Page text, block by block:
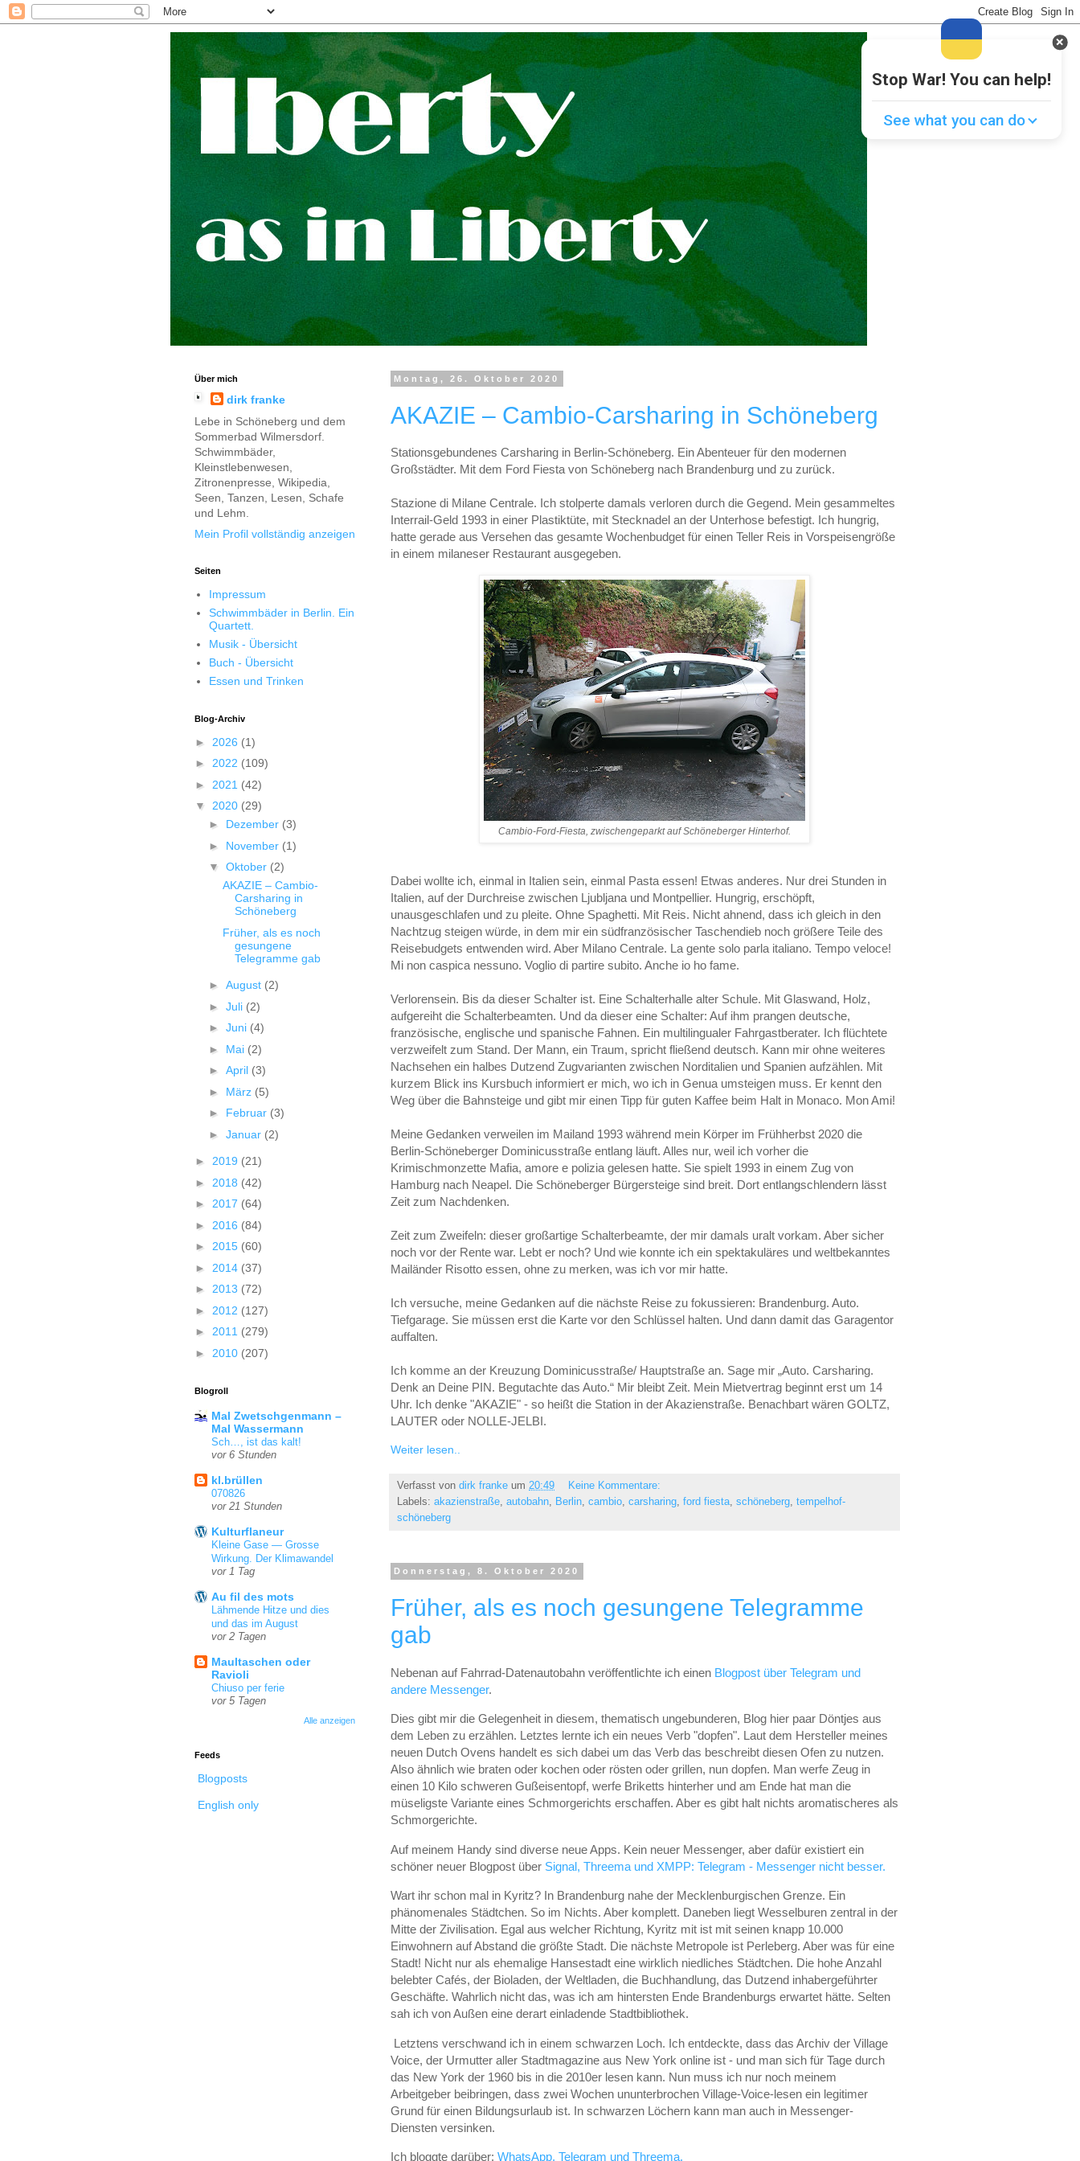
Montag, 26. Oktober 2020
AKAZIE – Cambio-Carsharing in Schöneberg
Stationsgebundenes Carsharing in Berlin-Schöneberg. Ein Abenteuer für den modernen
Großstädter. Mit dem Ford Fiesta von Schöneberg nach Brandenburg und zu zurück.
Stazione di Milane Centrale. Ich stolperte damals verloren durch die Gegend. Mein gesammeltes
Interrail-Geld 1993 in einer Plastiktüte, mit Stecknadel an der Unterhose befestigt. Ich hungrig,
hatte gerade aus Versehen das gesamte Wochenbudget für einen Teller Reis in Vorspeisengröße
in einem milaneser Restaurant ausgegeben.
Cambio-Ford-Fiesta, zwischengeparkt auf Schöneberger Hinterhof.
Dabei wollte ich, einmal in Italien sein, einmal Pasta essen! Etwas anderes. Nur drei Stunden in
Italien, auf der Durchreise zwischen Ljubljana und Montpellier. Hungrig, erschöpft,
unausgeschlafen und zu pleite. Ohne Spaghetti. Mit Reis. Nicht ahnend, dass ich gleich in den
Nachtzug steigen würde, in dem mir ein südfranzösischer Taschendieb noch größere Teile des
Reisebudgets entwenden wird. Aber Milano Centrale. La gente solo parla italiano. Tempo veloce!
Mi non caspica nessuno. Voglio di partire subito. Anche io ho fame.
Verlorensein. Bis da dieser Schalter ist. Eine Schalterhalle alter Schule. Mit Glaswand, Holz,
aufgereiht die Schalterbeamten. Und da dieser eine Schalter: Auf ihm prangen deutsche,
französische, englische und spanische Fahnen. Ein multilingualer Fahrgastberater. Ich flüchtete
verzweifelt zum Stand. Der Mann, ein Traum, spricht fließend deutsch. Kann mir ohne weiteres
Nachsehen ein halbes Dutzend Zugvarianten zwischen Norditalien und Spanien aufzählen. Mit
kurzem Blick ins Kursbuch informiert er mich, wo ich in Genua umsteigen muss. Er kennt den
Weg über die Bahnsteige und gibt mir einen Tipp für guten Kaffee beim Halt in Monaco. Mon Ami!
Meine Gedanken verweilen im Mailand 1993 während mein Körper im Frühherbst 2020 die
Berlin-Schöneberger Dominicusstraße entlang läuft. Alles nur, weil ich vorher die
Krimischmonzette Mafia, amore e polizia gelesen hatte. Sie spielt 1993 in einem Zug von
Hamburg nach Neapel. Die Schöneberger Bürgersteige sind breit. Dort entlangschlendern lässt
Zeit zum Nachdenken.
Zeit zum Zweifeln: dieser großartige Schalterbeamte, der mir damals uralt vorkam. Aber sicher
noch vor der Rente war. Lebt er noch? Und wie konnte ich ein spektakuläres und weltbekanntes
Mailänder Risotto essen, ohne zu merken, was ich vor mir hatte.
Ich versuche, meine Gedanken auf die nächste Reise zu fokussieren: Brandenburg. Auto.
Tiefgarage. Sie müssen erst die Karte vor den Schlüssel halten. Und dann damit das Garagentor
auffalten.
Ich komme an der Kreuzung Dominicusstraße/ Hauptstraße an. Sage mir „Auto. Carsharing.
Denk an Deine PIN. Begutachte das Auto.“ Mir bleibt Zeit. Mein Mietvertrag beginnt erst um 14
Uhr. Ich denke "AKAZIE" - so heißt die Station in der Akazienstraße. Benachbart wären GOLTZ,
LAUTER oder NOLLE-JELBI.
Weiter lesen..
Verfasst von dirk franke um 20:49
Keine Kommentare:
Labels: akazienstraße autobahn Berlin cambio carsharing ford fiesta schöneberg tempelhof-
schöneberg
Donnerstag, 8. Oktober 2020
Früher, als es noch gesungene Telegramme
gab
Nebenan auf Fahrrad-Datenautobahn veröffentlichte ich einen Blogpost über Telegram und
andere Messenger.
Dies gibt mir die Gelegenheit in diesem, thematisch ungebunderen, Blog hier paar Döntjes aus
dem Leben zu erzählen. Letztes lernte ich ein neues Verb "dopfen". Laut dem Hersteller meines
neuen Dutch Ovens handelt es sich dabei um das Verb das beschreibt diesen Ofen zu nutzen.
Also ähnlich wie braten oder kochen oder rösten oder grillen, nun dopfen. Man werfe Zeug in
einen 10 Kilo schweren Gußeisentopf, werfe Briketts hinterher und am Ende hat man die
müseligste Variante eines Schmorgerichts erschaffen. Aber es gibt halt nichts aromatischeres als
Schmorgerichte.
Auf meinem Handy sind diverse neue Apps. Kein neuer Messenger, aber dafür existiert ein
schöner neuer Blogpost über Signal, Threema und XMPP: Telegram - Messenger nicht besser.
Wart ihr schon mal in Kyritz? In Brandenburg nahe der Mecklenburgischen Grenze. Ein
phänomenales Städtchen. So im Nichts. Aber komplett. Daneben liegt Wesselburen zentral in der
Mitte der Zivilisation. Egal aus welcher Richtung, Kyritz mit ist mit seinen knapp 10.000
Einwohnern auf Abstand die größte Stadt. Die nächste Metropole ist Perleberg. Aber was für eine
Stadt! Nicht nur als ehemalige Hansestadt eine wirklich niedliches Städtchen. Die hohe Anzahl
belebter Cafés, der Bioladen, der Weltladen, die Buchhandlung, das Dutzend inhabergeführter
Geschäfte. Wahrlich nicht das, was ich am hintersten Ende Brandenburgs erwartet hätte. Selten
sah ich von Außen eine derart einladende Stadtbibliothek.
Letztens verschwand ich in einem schwarzen Loch. Ich entdeckte, dass das Archiv der Village
Voice, der Urmutter aller Stadtmagazine aus New York online ist - und man sich für Tage durch
das New York der 1960 bis in die 2010er lesen kann. Nun muss ich nur noch meinem
Arbeitgeber beibringen, dass zwei Wochen ununterbrochen Village-Voice-lesen ein legitimer
Grund für einen Bildungsurlaub ist. In schwarzen Löchern kann man auch in Messenger-
Diensten versinken.
Ich bloggte darüber: WhatsApp, Telegram und Threema.
Über mich
dirk franke
Lebe in Schöneberg und dem
Sommerbad Wilmersdorf.
Schwimmbäder,
Kleinstlebenwesen,
Zitronenpresse, Wikipedia,
Seen, Tanzen, Lesen, Schafe
und Lehm.
Mein Profil vollständig anzeigen
Seiten
Impressum
Schwimmbäder in Berlin. Ein
Quartett.
Musik - Übersicht
Buch - Übersicht
Essen und Trinken
Blog-Archiv
► 2026 (1)
► 2022 (109)
► 2021 (42)
▼ 2020 (29)
► Dezember (3)
► November (1)
▼ Oktober (2)
AKAZIE – Cambio-
Carsharing in
Schöneberg
Früher, als es noch
gesungene
Telegramme gab
► August (2)
► Juli (2)
► Juni (4)
► Mai (2)
► April (3)
► März (5)
► Februar (3)
► Januar (2)
► 2019 (21)
► 2018 (42)
► 2017 (64)
► 2016 (84)
► 2015 (60)
► 2014 (37)
► 2013 (72)
► 2012 (127)
► 2011 (279)
► 2010 (207)
Blogroll
Mal Zwetschgenmann –
Mal Wassermann
Sch…, ist das kalt!
vor 6 Stunden
kl.brüllen
070826
vor 21 Stunden
Kulturflaneur
Kleine Gase — Grosse
Wirkung. Der Klimawandel
vor 1 Tag
Au fil des mots
Lähmende Hitze und dies
und das im August
vor 2 Tagen
Maultaschen oder
Ravioli
Chiuso per ferie
vor 5 Tagen
Alle anzeigen
Feeds
Blogposts
English only
Stop War! You can help!
See what you can do